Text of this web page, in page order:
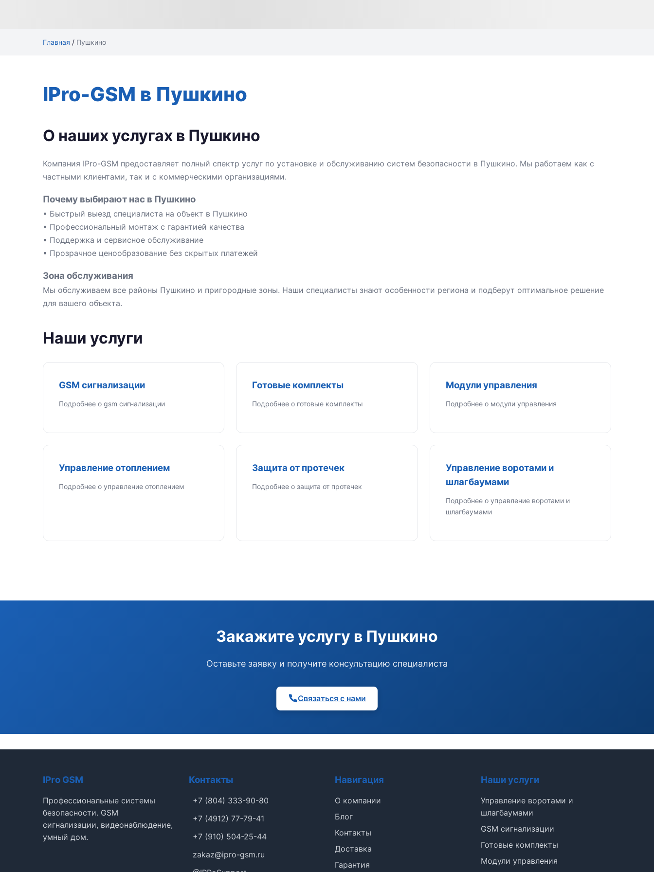
Главная / Пушкино
IPro-GSM в Пушкино
О наших услугах в Пушкино
Компания IPro-GSM предоставляет полный спектр услуг по установке и обслуживанию систем безопасности в Пушкино. Мы работаем как с
частными клиентами, так и с коммерческими организациями.
Почему выбирают нас в Пушкино
• Быстрый выезд специалиста на объект в Пушкино
• Профессиональный монтаж с гарантией качества
• Поддержка и сервисное обслуживание
• Прозрачное ценообразование без скрытых платежей
Зона обслуживания
Мы обслуживаем все районы Пушкино и пригородные зоны. Наши специалисты знают особенности региона и подберут оптимальное решение
для вашего объекта.
Наши услуги
GSM сигнализации
Подробнее о gsm сигнализации
Готовые комплекты
Подробнее о готовые комплекты
Модули управления
Подробнее о модули управления
Управление отоплением
Подробнее о управление отоплением
Защита от протечек
Подробнее о защита от протечек
Управление воротами и
шлагбаумами
Подробнее о управление воротами и
шлагбаумами
Закажите услугу в Пушкино
Оставьте заявку и получите консультацию специалиста
Связаться с нами
IPro GSM
Профессиональные системы
безопасности. GSM
сигнализации, видеонаблюдение,
умный дом.
Контакты
+7 (804) 333-90-80
+7 (4912) 77-79-41
+7 (910) 504-25-44
zakaz@ipro-gsm.ru
Навигация
О компании
Блог
Контакты
Доставка
Гарантия
Наши услуги
Управление воротами и
шлагбаумами
GSM сигнализации
Готовые комплекты
Модули управления
Э
Здравствуйте!